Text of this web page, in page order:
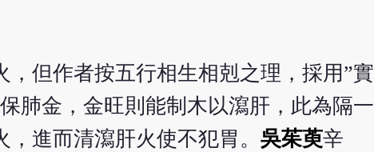
但作者按五行相生相剋之理，採用”實
肺金，金旺則能制木以瀉肝，此為隔一
進而清瀉肝火使不犯胃。 吳茱萸辛